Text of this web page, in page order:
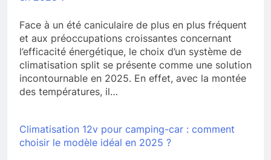
Face à un été caniculaire de plus en plus fréquent
et aux préoccupations croissantes concernant
l’efficacité énergétique, le choix d’un système de
climatisation split se présente comme une solution
incontournable en 2025. En effet, avec la montée
des températures, il…
Climatisation 12v pour camping-car : comment
choisir le modèle idéal en 2025 ?